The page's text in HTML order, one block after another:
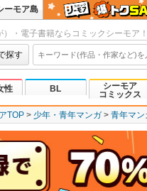
ーモア島
）・電子書籍ならコミックシーモア！
探す
性 BL
シーモア
コミックス
TOP 少年・青年マンガ 青年マン